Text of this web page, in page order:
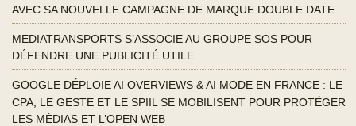
AVEC SA NOUVELLE CAMPAGNE DE MARQUE DOUBLE DATE
MEDIATRANSPORTS S’ASSOCIE AU GROUPE SOS POUR
DÉFENDRE UNE PUBLICITÉ UTILE
GOOGLE DÉPLOIE AI OVERVIEWS & AI MODE EN FRANCE : LE
CPA, LE GESTE ET LE SPIIL SE MOBILISENT POUR PROTÉGER
LES MÉDIAS ET L’OPEN WEB